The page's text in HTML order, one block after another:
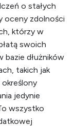
o stałych
oceny zdolności
którzy w
swoich
dłużników
takich jak
jedynie
wszystko